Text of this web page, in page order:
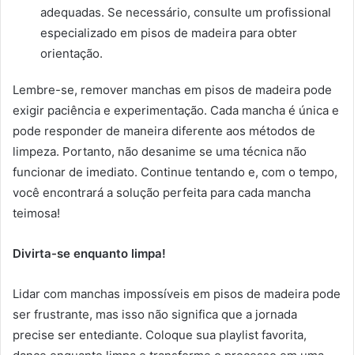
adequadas. Se necessário, consulte um profissional
especializado em pisos de madeira para obter
orientação.
Lembre-se, remover manchas em pisos de madeira pode
exigir paciência e experimentação. Cada mancha é única e
pode responder de maneira diferente aos métodos de
limpeza. Portanto, não desanime se uma técnica não
funcionar de imediato. Continue tentando e, com o tempo,
você encontrará a solução perfeita para cada mancha
teimosa!
Divirta-se enquanto limpa!
Lidar com manchas impossíveis em pisos de madeira pode
ser frustrante, mas isso não significa que a jornada
precise ser entediante. Coloque sua playlist favorita,